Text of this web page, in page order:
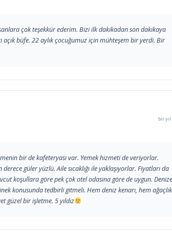
çok teşekkür ederim. Bizi ilk dakikadan son dakikaya
büfe. 22 aylık çocuğumuz için mühteşem bir yerdi. Bir
bir
bir de kafeteryası var. Yemek hizmeti de veriyorlar.
güler yüzlü. Aile sıcaklığı ile yaklaşıyorlar. Fiyatları da
koşullara göre pek çok otel odasına göre de uygun. Denize
konusunda tedbirli gitmeli. Hem deniz kenarı, hem ağaçlık
güzel bir işletme. 5 yıldız